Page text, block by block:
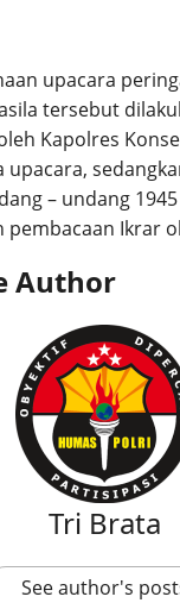
upacara
tersebut
Kapolres
– undang
pembacaan Ikrar
Author
Tri Brata
See author's